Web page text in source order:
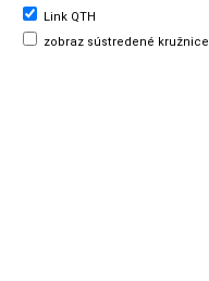
Link QTH
zobraz sústredené kružnice